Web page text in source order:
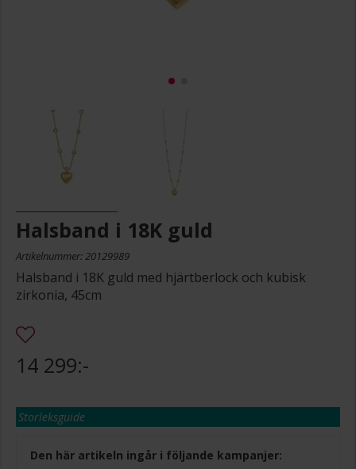
Halsband i 18K guld
Artikelnummer: 20129989
Halsband i 18K guld med hjärtberlock och kubisk
zirkonia, 45cm
14 299:-
Storleksguide
Den här artikeln ingår i följande kampanjer: